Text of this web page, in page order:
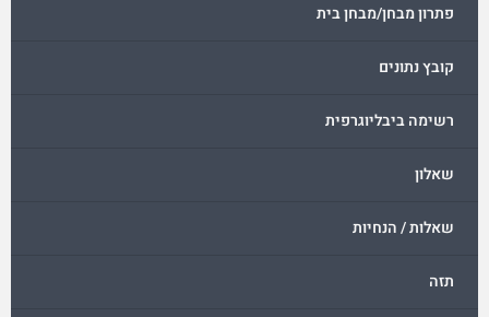
פתרון מבחן/מבחן בית
קובץ נתונים
רשימה ביבליוגרפית
שאלון
שאלות / הנחיות
תזה